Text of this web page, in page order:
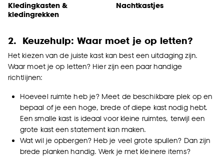
Kledingkasten &
kledingrekken
Nachtkastjes
2. Keuzehulp: Waar moet je op letten?
Het kiezen van de juiste kast kan best een uitdaging zijn.
Waar moet je op letten? Hier zijn een paar handige
richtlijnen:
Hoeveel ruimte heb je? Meet de beschikbare plek op en
bepaal of je een hoge, brede of diepe kast nodig hebt.
Een smalle kast is ideaal voor kleine ruimtes, terwijl een
grote kast een statement kan maken.
Wat wil je opbergen? Heb je veel grote spullen? Dan zijn
brede planken handig. Werk je met kleinere items?